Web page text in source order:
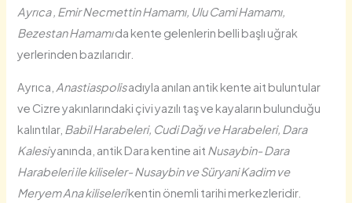
Ayrıca , Emir Necmettin Hamamı, Ulu Cami Hamamı,
Bezestan Hamamıda kente gelenlerin belli başlı uğrak
yerlerinden bazılarıdır.
Ayrıca, Anastiaspolisadıyla anılan antik kente ait buluntular
ve Cizre yakınlarındaki çivi yazılı taş ve kayaların bulunduğu
kalıntılar, Babil Harabeleri, Cudi Dağı ve Harabeleri, Dara
Kalesiyanında, antik Dara kentine ait Nusaybin- Dara
Harabeleri ile kiliseler- Nusaybin ve Süryani Kadim ve
Meryem Ana kiliselerikentin önemli tarihi merkezleridir.